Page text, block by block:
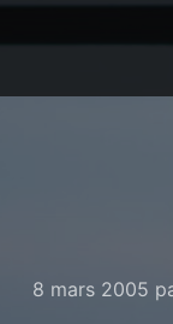
8 mars 2005